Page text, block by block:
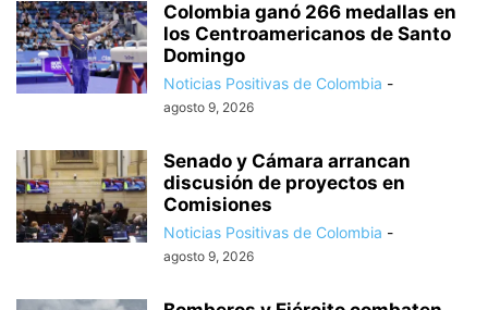
Colombia ganó 266 medallas en
los Centroamericanos de Santo
Domingo
Noticias Positivas de Colombia -
agosto 9, 2026
Senado y Cámara arrancan
discusión de proyectos en
Comisiones
Noticias Positivas de Colombia -
agosto 9, 2026